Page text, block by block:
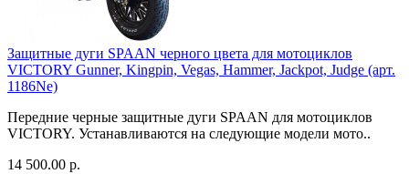
Защитные дуги SPAAN черного цвета для мотоциклов
VICTORY Gunner, Kingpin, Vegas, Hammer, Jackpot, Judge (арт.
1186Ne)
Передние черные защитные дуги SPAAN для мотоциклов
VICTORY. Устанавливаются на следующие модели мото..
14 500.00 р.